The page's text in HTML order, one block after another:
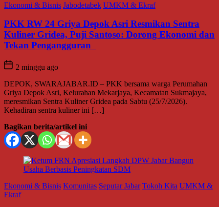
Ekonomi & Bisnis Jabodetabek UMKM & Ekraf
PKK RW 24 Griya Depok Asri Resmikan Sentra
Kuliner Gridea, Puji Santoso: Dorong Ekonomi dan
Tekan Pengangguran
2 minggu ago
DEPOK, SWARAJABAR.ID – PKK bersama warga Perumahan
Griya Depok Asri, Kelurahan Mekarjaya, Kecamatan Sukmajaya,
meresmikan Sentra Kuliner Gridea pada Sabtu (25/7/2026).
Kehadiran sentra kuliner ini […]
Bagikan berita/artikel ini
Ekonomi & Bisnis Komunitas Seputar Jabar Tokoh Kita UMKM &
Ekraf